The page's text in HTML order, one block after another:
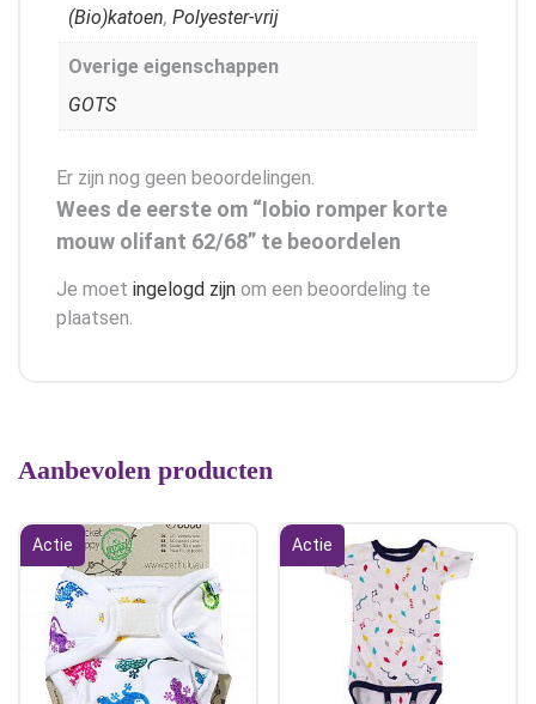
(Bio)katoen, Polyester-vrij
Overige eigenschappen
GOTS
Er zijn nog geen beoordelingen.
Wees de eerste om “Iobio romper korte
mouw olifant 62/68” te beoordelen
Je moet ingelogd zijn om een beoordeling te
plaatsen.
Aanbevolen producten
Actie Actie